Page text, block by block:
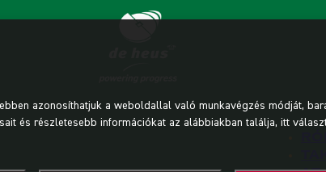
azonosíthatjuk a weboldallal való munkavégzés módját,
és részletesebb információkat az alábbiakban találja, itt